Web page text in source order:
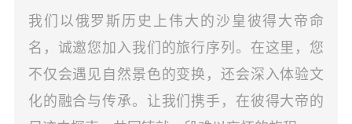
我们以俄罗斯历史上伟大的沙皇彼得大帝命
名，诚邀您加入我们的旅行序列。在这里，您
不仅会遇见自然景色的变换，还会深入体验文
化的融合与传承。让我们携手，在彼得大帝的